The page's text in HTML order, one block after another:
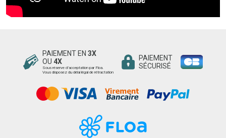
PAIEMENT EN 3X
OU 4X
Sous réserve d’acceptation par Floa.
Vous disposez du délai légal de rétractation
PAIEMENT
SÉCURISÉ